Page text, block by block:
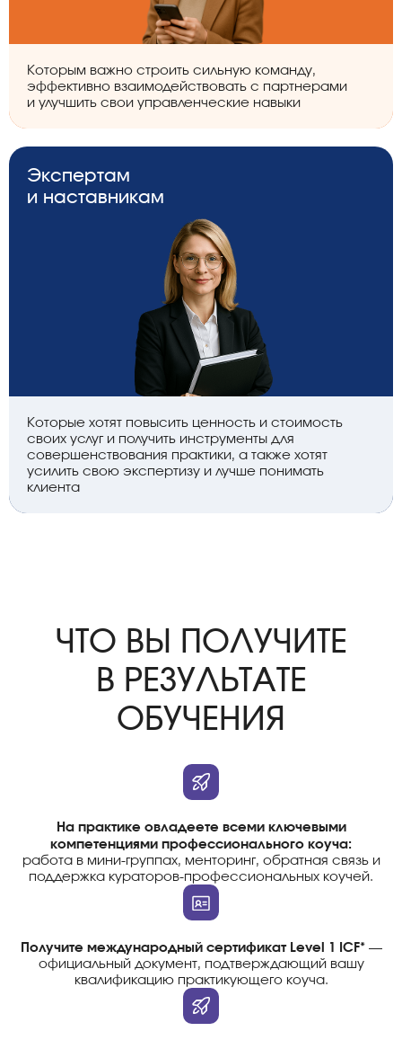
Которым важно строить сильную команду,
эффективно взаимодействовать с партнерами
и улучшить свои управленческие навыки
Экспертам
и наставникам
Которые хотят повысить ценность и стоимость
своих услуг и получить инструменты для
совершенствования практики, а также хотят
усилить свою экспертизу и лучше понимать
клиента
ЧТО ВЫ ПОЛУЧИТЕ
В РЕЗУЛЬТАТЕ
ОБУЧЕНИЯ
На практике овладеете всеми ключевыми
компетенциями профессионального коуча:
работа в мини-группах, менторинг, обратная связь и
поддержка кураторов-профессиональных коучей.
Получите международный сертификат Level 1 ICF*—
официальный документ, подтверждающий вашу
квалификацию практикующего коуча.